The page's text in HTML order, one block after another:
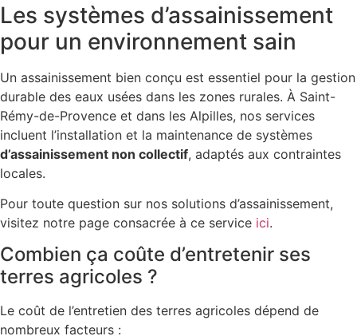
Les systèmes d’assainissement
pour un environnement sain
Un assainissement bien conçu est essentiel pour la gestion
durable des eaux usées dans les zones rurales. À Saint-
Rémy-de-Provence et dans les Alpilles, nos services
incluent l’installation et la maintenance de systèmes
d’assainissement non collectif, adaptés aux contraintes
locales.
Pour toute question sur nos solutions d’assainissement,
visitez notre page consacrée à ce service ici.
Combien ça coûte d’entretenir ses
terres agricoles ?
Le coût de l’entretien des terres agricoles dépend de
nombreux facteurs :